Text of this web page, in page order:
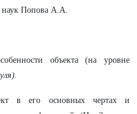
наук Попова А.А.
объекта (на уровне
в его основных чертах и